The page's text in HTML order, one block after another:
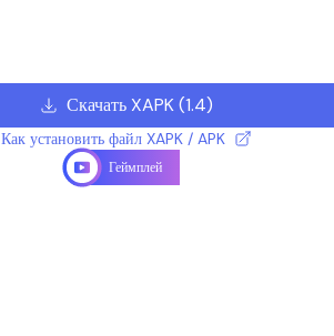
Скачать XAPK(1.4)
Как установить файл XAPK / APK
Геймплей